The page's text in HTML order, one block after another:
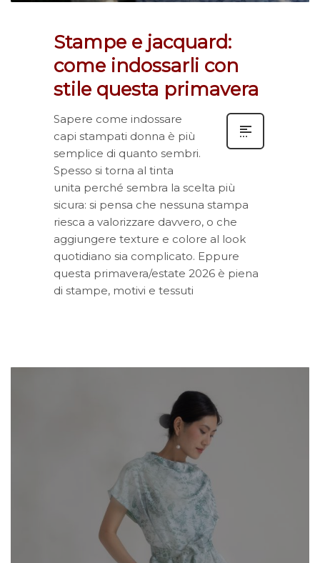
Stampe e jacquard:
come indossarli con
stile questa primavera
Sapere come indossare
capi stampati donna è più
semplice di quanto sembri.
Spesso si torna al tinta
unita perché sembra la scelta più
sicura: si pensa che nessuna stampa
riesca a valorizzare davvero, o che
aggiungere texture e colore al look
quotidiano sia complicato. Eppure
questa primavera/estate 2026 è piena
di stampe, motivi e tessuti